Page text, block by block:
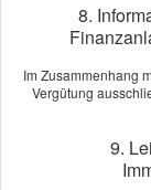
Gottlob gibt es
maßgeschneiderte
auch. Alle
sicherungs­makler!
8.
Im Zusammenhang
Vergütung
9.